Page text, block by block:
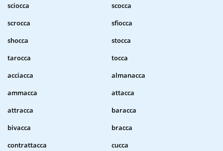
sciocca
scocca
scrocca
sfiocca
shocca
stocca
tarocca
tocca
acciacca
almanacca
ammacca
attacca
attracca
baracca
bivacca
bracca
contrattacca
cucca